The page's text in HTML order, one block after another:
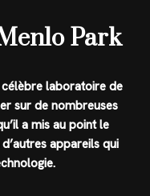
Park
célèbre laboratoire de
sur de nombreuses
a mis au point le
appareils qui